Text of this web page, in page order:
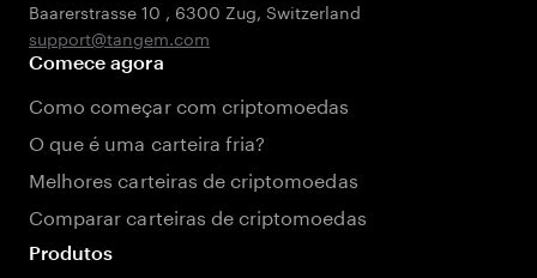
Baarerstrasse 10 , 6300 Zug, Switzerland
support@tangem.com
Comece agora
Como começar com criptomoedas
O que é uma carteira fria?
Melhores carteiras de criptomoedas
Comparar carteiras de criptomoedas
Produtos